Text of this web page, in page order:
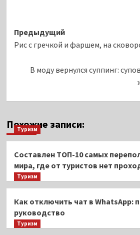
Навигация
записи
Предыдущий
Рис с гречкой и фаршем, на
В моду вернулся суппинг:
Похожие записи:
Туризм
Составлен ТОП-10 самых
мира, где от туристов нет
Туризм
Как отключить чат в WhatsApp:
руководство
Туризм